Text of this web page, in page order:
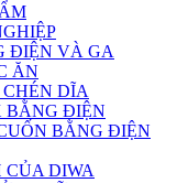
ĐIỆN VÀ GA
ĂN
DĨA
BẰNG ĐIỆN
BẰNG ĐIỆN
DIWA